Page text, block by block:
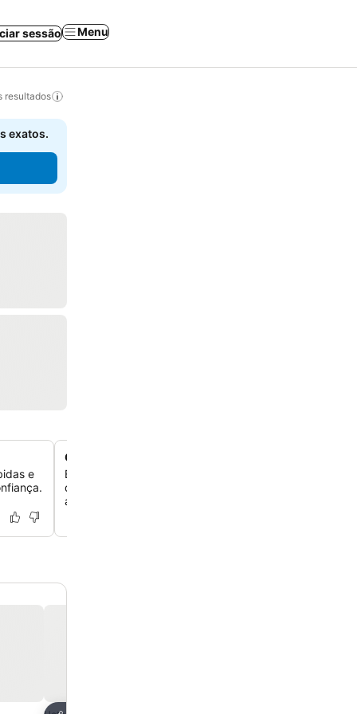
sessão Menu
resultados
exatos.
e
Quartos boutique com personalidade
Experimente quartos e suítes com design individual,
de vigas, áreas de estar ou varandas, oferecendo uma
aconchegante e cheia de estilo.